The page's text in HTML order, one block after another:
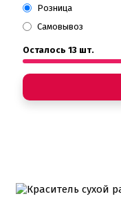
Розница
Самовывоз
Осталось 13 шт.